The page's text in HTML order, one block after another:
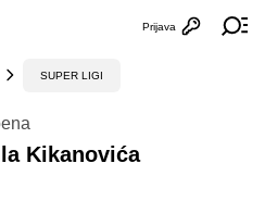
Otvori
Prijava
SUPER LIGI
Kikanovića